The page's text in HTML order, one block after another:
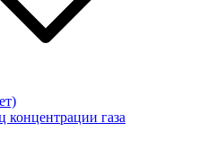
концентрации газа